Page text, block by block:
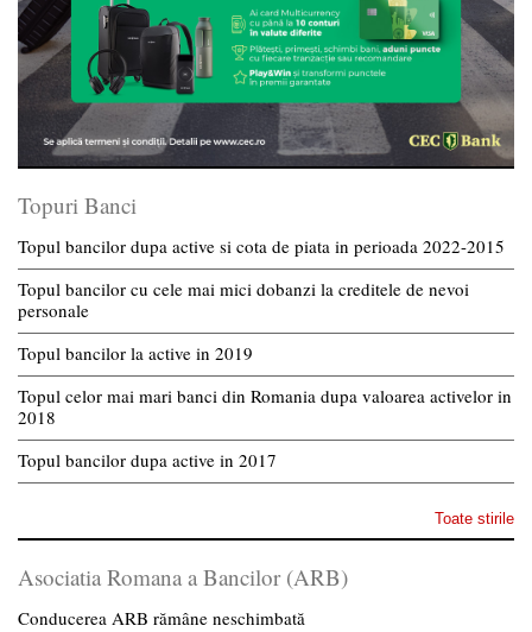
Topuri Banci
Topul bancilor dupa active si cota de piata in perioada 2022-2015
Topul bancilor cu cele mai mici dobanzi la creditele de nevoi
personale
Topul bancilor la active in 2019
Topul celor mai mari banci din Romania dupa valoarea activelor in
2018
Topul bancilor dupa active in 2017
Toate stirile
Asociatia Romana a Bancilor (ARB)
Conducerea ARB rămâne neschimbată